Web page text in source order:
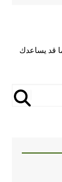
قد يساعدك